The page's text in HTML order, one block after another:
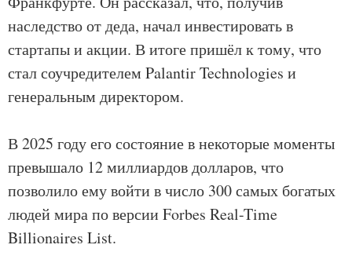
наследство от деда, начал инвестировать в
стартапы и акции. В итоге пришёл к тому, что
стал соучредителем Palantir Technologies и
генеральным директором.
В 2025 году его состояние в некоторые моменты
превышало 12 миллиардов долларов, что
позволило ему войти в число 300 самых богатых
людей мира по версии Forbes Real-Time
Billionaires List.